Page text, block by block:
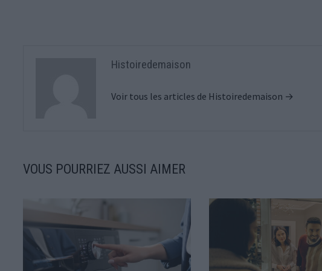
Histoiredemaison
Voir tous les articles de Histoiredemaison →
VOUS POURRIEZ AUSSI AIMER